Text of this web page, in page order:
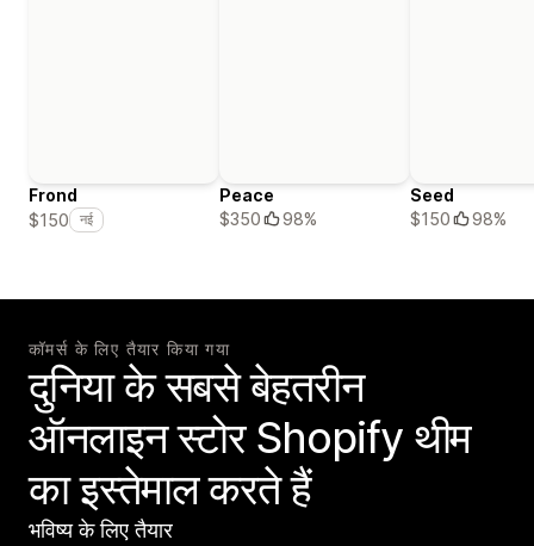
Frond
$150
नई
Peace
$350
98%
Seed
$150
98%
कॉमर्स के लिए तैयार किया गया
दुनिया के सबसे बेहतरीन
ऑनलाइन स्टोर Shopify थीम
का इस्तेमाल करते हैं
भविष्य के लिए तैयार